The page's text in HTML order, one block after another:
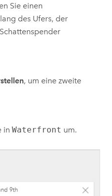
Sie einen
des Ufers, der
, um eine zweite
in Waterfront um.